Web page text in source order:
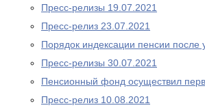
Пресс-релизы 19.07.2021
Пресс-релиз 23.07.2021
Порядок индексации пенсии после
Пресс-релизы 30.07.2021
Пенсионный фонд осуществил
Пресс-релиз 10.08.2021